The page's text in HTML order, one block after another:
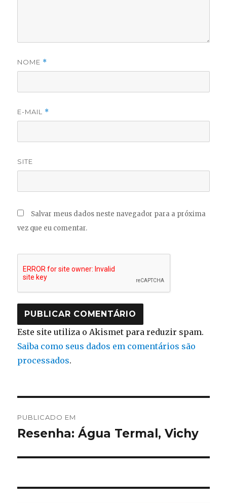
NOME *
E-MAIL *
SITE
Salvar meus dados neste navegador para a próxima
vez que eu comentar.
Este site utiliza o Akismet para reduzir spam.
Saiba como seus dados em comentários são
processados.
de
PUBLICADO EM
Resenha: Água Termal, Vichy